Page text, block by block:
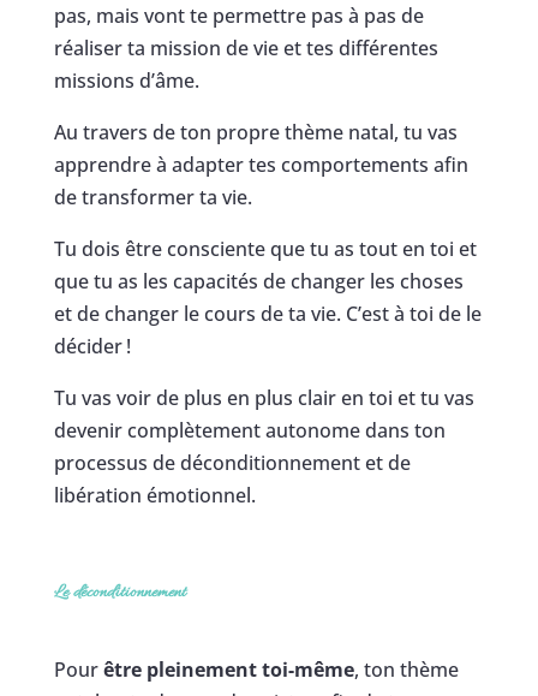
pas, mais vont te permettre pas à pas de
réaliser ta mission de vie et tes différentes
missions d’âme.
Au travers de ton propre thème natal, tu vas
apprendre à adapter tes comportements afin
de transformer ta vie.
Tu dois être consciente que tu as tout en toi et
que tu as les capacités de changer les choses
et de changer le cours de ta vie. C’est à toi de le
décider !
Tu vas voir de plus en plus clair en toi et tu vas
devenir complètement autonome dans ton
processus de déconditionnement et de
libération émotionnel.
Le déconditionnement
Pourêtre pleinement toi-même, ton thème